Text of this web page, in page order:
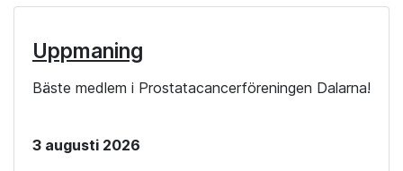
Uppmaning
Bäste medlem i Prostatacancerföreningen Dalarna!
3 augusti 2026